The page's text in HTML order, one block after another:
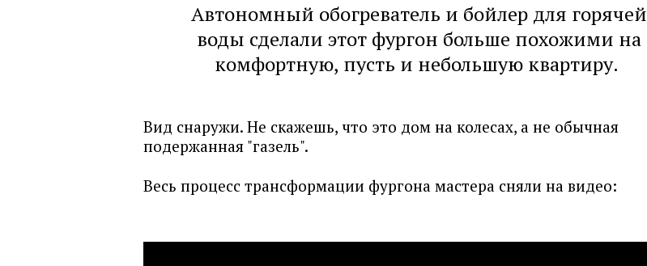
Автономный обогреватель и бойлер для горячей
воды сделали этот фургон больше похожими на
комфортную, пусть и небольшую квартиру.
Вид снаружи. Не скажешь, что это дом на колесах, а не обычная
подержанная "газель".
Весь процесс трансформации фургона мастера сняли на видео: